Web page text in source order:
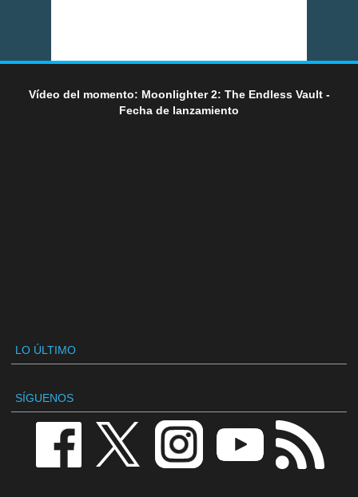
Vídeo del momento: Moonlighter 2: The Endless Vault -
Fecha de lanzamiento
LO ÚLTIMO
SÍGUENOS